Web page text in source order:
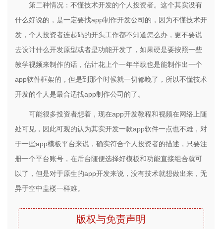
第二种情况：不懂技术开发的个人投资者。这个其实没有
什么好说的，是一定要找app制作开发公司的，因为不懂技术开
发，个人投资者连起码的开头工作都不知道怎么办，更不要说
去设计什么开发原型或者是功能开发了，如果硬是要按照一些
教学视频来制作的话，估计花上个一年半载也是能制作出一个
app软件框架的，但是到那个时候就一切都晚了，所以不懂技术
开发的个人是最合适找app制作公司的了。
可能很多投资者想着，现在app开发教程和视频在网络上随
处可见，因此可观的认为其实开发一款app软件一点也不难，对
于一些app模板平台来说，确实符合个人投资者的描述，只要注
册一个平台账号，在后台随便选择好模板和功能直接组合就可
以了，但是对于原生的app开发来说，没有技术就想做出来，无
异于空中盖楼一样难。
版权与免责声明